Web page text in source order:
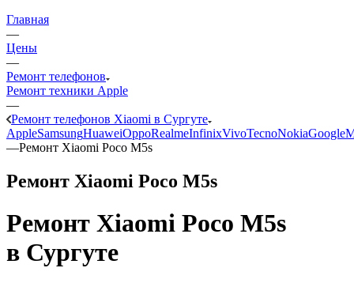
Главная
—
Цены
—
Ремонт телефонов
Ремонт техники Apple
—
Ремонт телефонов Xiaomi в Сургуте
AppleSamsungHuaweiOppoRealmeInfinixVivoTecnoNokiaGoogle
—Ремонт Xiaomi Poco M5s
Ремонт Xiaomi Poco M5s
Ремонт Xiaomi Poco M5s
в Сургуте